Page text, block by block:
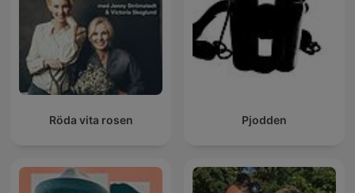
Röda vita rosen Pjodden